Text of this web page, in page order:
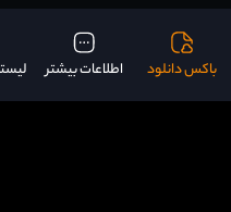
باکس دانلود اطلاعات بیشتر